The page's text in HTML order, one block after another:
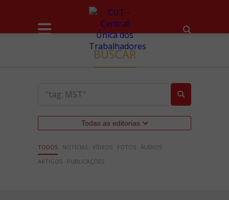
BUSCAR
Todas as editorias
TODOS NOTÍCIAS VÍDEOS FOTOS ÁUDIOS
ARTIGOS
PUBLICAÇÕES